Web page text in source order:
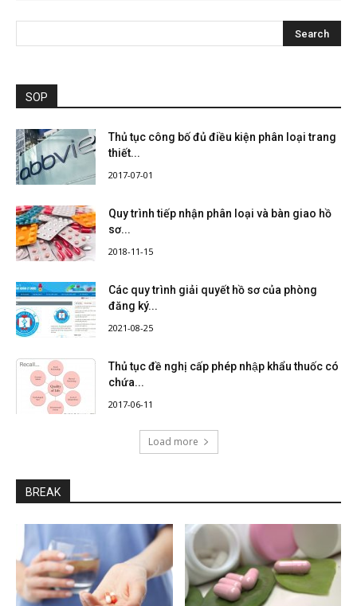
SOP
Thủ tục công bố đủ điều kiện phân loại trang
thiết...
2017-07-01
Quy trình tiếp nhận phân loại và bàn giao hồ
sơ...
2018-11-15
Các quy trình giải quyết hồ sơ của phòng
đăng ký...
2021-08-25
Thủ tục đề nghị cấp phép nhập khẩu thuốc có
chứa...
2017-06-11
Load more
BREAK